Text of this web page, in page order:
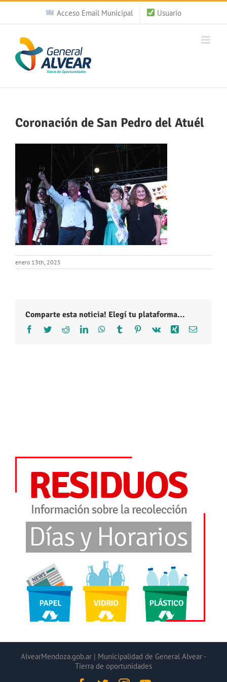
Saltar
contenido
Acceso Email Municipal Usuario
Coronación de San Pedro del Atuél
enero 13th, 2025
Comparte esta noticia! Elegí tu plataforma...
Facebook
TwitterRedditLinkedInWhatsApp
Tumblr Pinterest
Vk Xing Correo
AlvearMendoza.gob.ar | Municipalidad de General Alvear -
Tierra de oportunidades